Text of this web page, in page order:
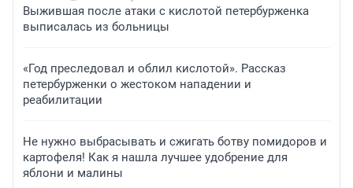
Выжившая после атаки с кислотой петербурженка
выписалась из больницы
«Год преследовал и облил кислотой». Рассказ
петербурженки о жестоком нападении и
реабилитации
Не нужно выбрасывать и сжигать ботву помидоров и
картофеля! Как я нашла лучшее удобрение для
яблони и малины